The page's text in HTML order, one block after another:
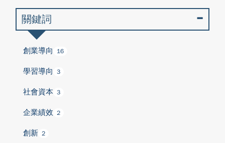
關鍵詞
創業導向 16
學習導向 3
社會資本 3
企業績效 2
創新 2